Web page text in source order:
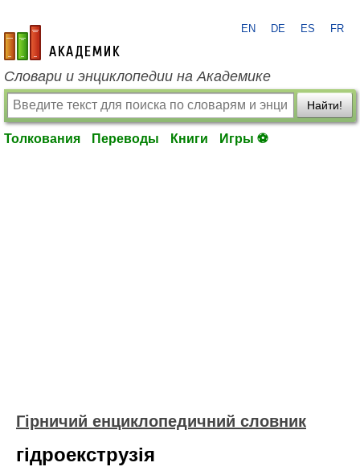
academic.ru
EN DE ES FR
Словари и энциклопедии на Академике
Найти!
Толкования Переводы Книги Игры ⚽
Гірничий енциклопедичний словник
гідроекструзія